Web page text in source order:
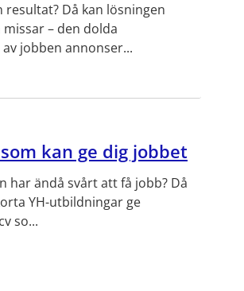
Då kan lösningen
– den dolda
jobben annonser...
kan ge dig jobbet
har ändå svårt att få jobb? Då
YH-utbildningar ge
so...